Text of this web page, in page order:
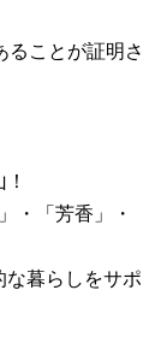
ることが証明さ
・「芳香」・
暮らしをサポ